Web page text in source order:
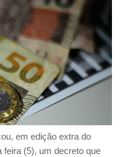
em edição extra do
feira (5), um decreto que